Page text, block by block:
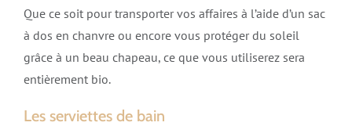
Que ce soit pour transporter vos affaires à l’aide d’un sac
à dos en chanvre ou encore vous protéger du soleil
grâce à un beau chapeau, ce que vous utiliserez sera
entièrement bio.
Les serviettes de bain